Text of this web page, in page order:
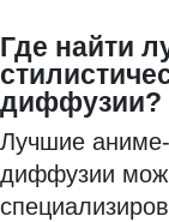
Где найти
диффузии?
Лучшие
диффузии